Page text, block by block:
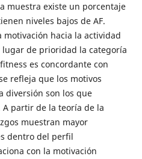
muestra existe un porcentaje
niveles bajos de AF.
motivación hacia la actividad
de prioridad la categoría
es concordante con
refleja que los motivos
diversión son los que
partir de la teoría de la
muestran mayor
dentro del perfil
con la motivación